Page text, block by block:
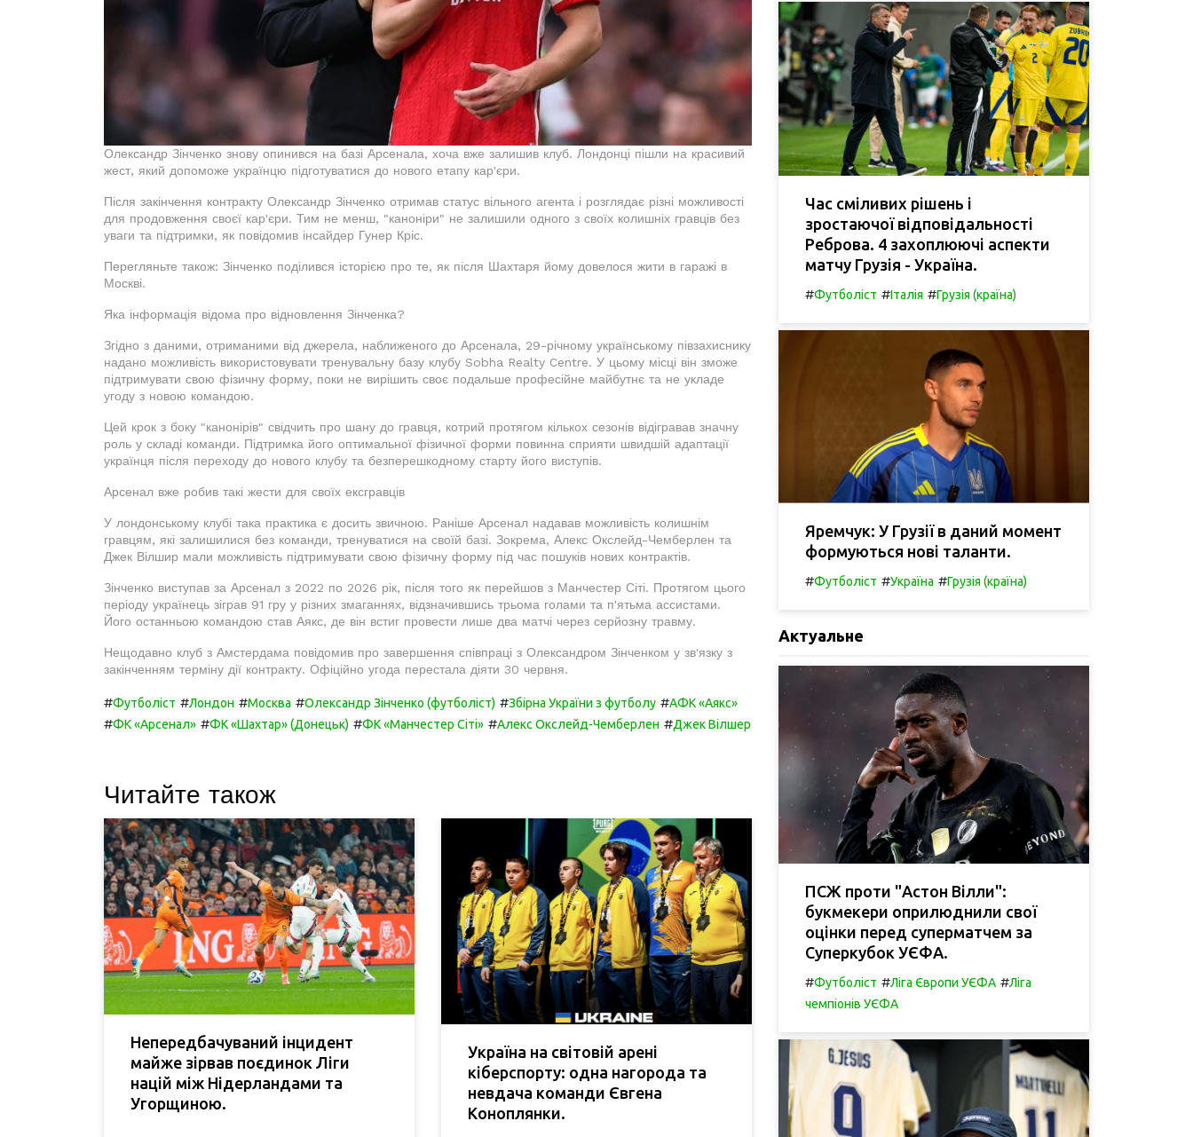
Олександр Зінченко знову опинився на базі Арсенала, хоча вже залишив клуб. Лондонці пішли на красивий
жест, який допоможе українцю підготуватися до нового етапу кар'єри.
Після закінчення контракту Олександр Зінченко отримав статус вільного агента і розглядає різні можливості
для продовження своєї кар'єри. Тим не менш, "каноніри" не залишили одного з своїх колишніх гравців без
уваги та підтримки, як повідомив інсайдер Гунер Кріс.
Перегляньте також: Зінченко поділився історією про те, як після Шахтаря йому довелося жити в гаражі в
Москві.
Яка інформація відома про відновлення Зінченка?
Згідно з даними, отриманими від джерела, наближеного до Арсенала, 29-річному українському півзахиснику
надано можливість використовувати тренувальну базу клубу Sobha Realty Centre. У цьому місці він зможе
підтримувати свою фізичну форму, поки не вирішить своє подальше професійне майбутнє та не укладе
угоду з новою командою.
Цей крок з боку "канонірів" свідчить про шану до гравця, котрий протягом кількох сезонів відігравав значну
роль у складі команди. Підтримка його оптимальної фізичної форми повинна сприяти швидшій адаптації
українця після переходу до нового клубу та безперешкодному старту його виступів.
Арсенал вже робив такі жести для своїх ексгравців
У лондонському клубі така практика є досить звичною. Раніше Арсенал надавав можливість колишнім
гравцям, які залишилися без команди, тренуватися на своїй базі. Зокрема, Алекс Окслейд-Чемберлен та
Джек Вілшир мали можливість підтримувати свою фізичну форму під час пошуків нових контрактів.
Зінченко виступав за Арсенал з 2022 по 2026 рік, після того як перейшов з Манчестер Сіті. Протягом цього
періоду українець зіграв 91 гру у різних змаганнях, відзначившись трьома голами та п'ятьма ассистами.
Його останньою командою став Аякс, де він встиг провести лише два матчі через серйозну травму.
Нещодавно клуб з Амстердама повідомив про завершення співпраці з Олександром Зінченком у зв'язку з
закінченням терміну дії контракту. Офіційно угода перестала діяти 30 червня.
#Футболіст #Лондон #Москва #Олександр Зінченко (футболіст) #Збірна України з футболу #АФК «Аякс»
#ФК «Арсенал» #ФК «Шахтар» (Донецьк) #ФК «Манчестер Сіті» #Алекс Окслейд-Чемберлен #Джек Вілшер
Читайте також
Непередбачуваний інцидент
майже зірвав поєдинок Ліги
націй між Нідерландами та
Угорщиною.
Україна на світовій арені
кіберспорту: одна нагорода та
невдача команди Євгена
Коноплянки.
Час сміливих рішень і
зростаючої відповідальності
Реброва. 4 захоплюючі аспекти
матчу Грузія - Україна.
#Футболіст #Італія #Грузія (країна)
Яремчук: У Грузії в даний момент
формуються нові таланти.
#Футболіст #Україна #Грузія (країна)
Актуальне
ПСЖ проти "Астон Вілли":
букмекери оприлюднили свої
оцінки перед суперматчем за
Суперкубок УЄФА.
#Футболіст #Ліга Європи УЄФА #Ліга
чемпіонів УЄФА